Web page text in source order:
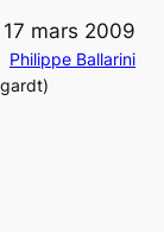
17 mars 2009
Philippe Ballarini